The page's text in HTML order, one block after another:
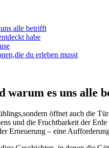
alle betrifft
⁢habe
du erleben⁢ musst
warum es uns alle
öffnet auch die⁤
und die⁣ Fruchtbarkeit der
‌Erneuerung – eine